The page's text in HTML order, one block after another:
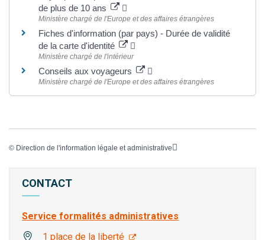
de plus de 10 ans
Ministère chargé de l'Europe et des affaires étrangères
Fiches d'information (par pays) - Durée de validité
de la carte d'identité
Ministère chargé de l'intérieur
Conseils aux voyageurs
Ministère chargé de l'Europe et des affaires étrangères
© Direction de l'information légale et administrative
CONTACT
Service formalités administratives
1 place de la liberté